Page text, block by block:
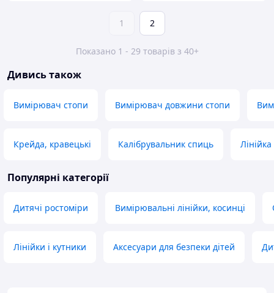
1 2
Показано 1 - 29 товарів з 40+
Дивись також
Вимірювач стопи Вимірювач довжини стопи
Крейда, кравецькі Калібрувальник спиць
Популярні категорії
Дитячі ростоміри Вимірювальні лінійки, косинці
Лінійки і кутники Аксесуари для безпеки дітей